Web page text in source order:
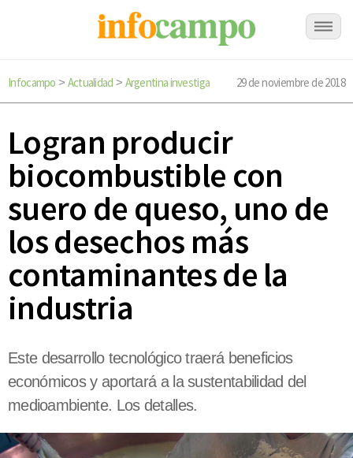
Infocampo > Actualidad > Argentina investiga 29 de noviembre de 2018
Logran producir
biocombustible con
suero de queso, uno de
los desechos más
contaminantes de la
industria
Este desarrollo tecnológico traerá beneficios
económicos y aportará a la sustentabilidad del
medioambiente. Los detalles.